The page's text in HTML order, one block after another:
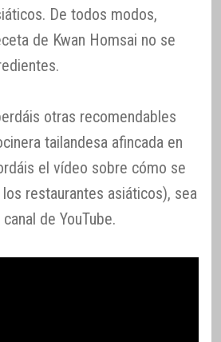
De todos modos,
de Kwan Homsai no se
otras recomendables
tailandesa afincada en
el vídeo sobre cómo se
restaurantes asiáticos), sea
de YouTube.